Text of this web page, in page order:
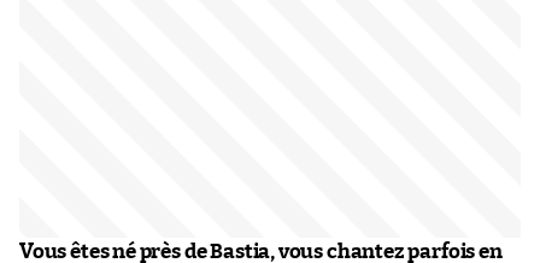
Vous êtes né près de Bastia, vous chantez parfois en